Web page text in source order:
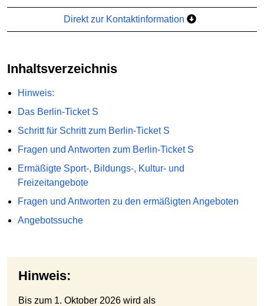
Direkt zur Kontaktinformation
Inhaltsverzeichnis
Hinweis:
Das Berlin-Ticket S
Schritt für Schritt zum Berlin-Ticket S
Fragen und Antworten zum Berlin-Ticket S
Ermäßigte Sport-, Bildungs-, Kultur- und
Freizeitangebote
Fragen und Antworten zu den ermäßigten Angeboten
Angebotssuche
Hinweis:
Bis zum 1. Oktober 2026 wird als